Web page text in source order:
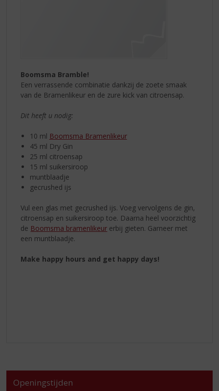
Boomsma Bramble!
Een verrassende combinatie dankzij de zoete smaak
van de Bramenlikeur en de zure kick van citroensap.
Dit heeft u nodig:
10 ml Boomsma Bramenlikeur
45 ml Dry Gin
25 ml citroensap
15 ml suikersiroop
muntblaadje
gecrushed ijs
Vul een glas met gecrushed ijs. Voeg vervolgens de gin,
citroensap en suikersiroop toe. Daarna heel voorzichtig
de Boomsma bramenlikeur erbij gieten. Garneer met
een muntblaadje.
Make happy hours and get happy days!
Openingstijden